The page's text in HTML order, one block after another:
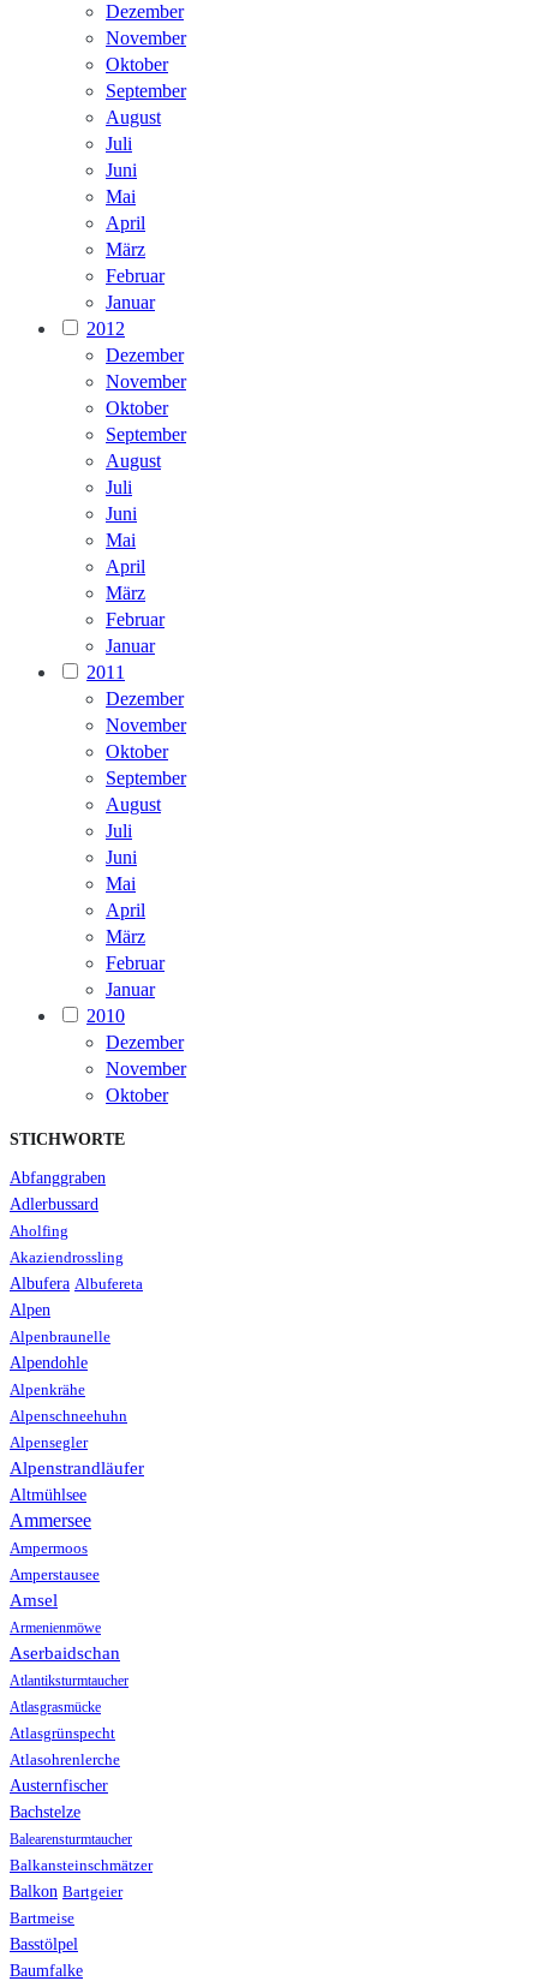
Dezember
November
Oktober
September
August
Juli
Juni
Mai
April
März
Februar
Januar
2012
Dezember
November
Oktober
September
August
Juli
Juni
Mai
April
März
Februar
Januar
2011
Dezember
November
Oktober
September
August
Juli
Juni
Mai
April
März
Februar
Januar
2010
Dezember
November
Oktober
STICHWORTE
Abfanggraben
Adlerbussard
Aholfing
Akaziendrossling
Albufera Albufereta
Alpen
Alpenbraunelle
Alpendohle
Alpenkrähe
Alpenschneehuhn
Alpensegler
Alpenstrandläufer
Altmühlsee
Ammersee
Ampermoos
Amperstausee
Amsel
Armenienmöwe
Aserbaidschan
Atlantiksturmtaucher
Atlasgrasmücke
Atlasgrünspecht
Atlasohrenlerche
Austernfischer
Bachstelze
Balearensturmtaucher
Balkansteinschmätzer
Balkon Bartgeier
Bartmeise
Basstölpel
Baumfalke